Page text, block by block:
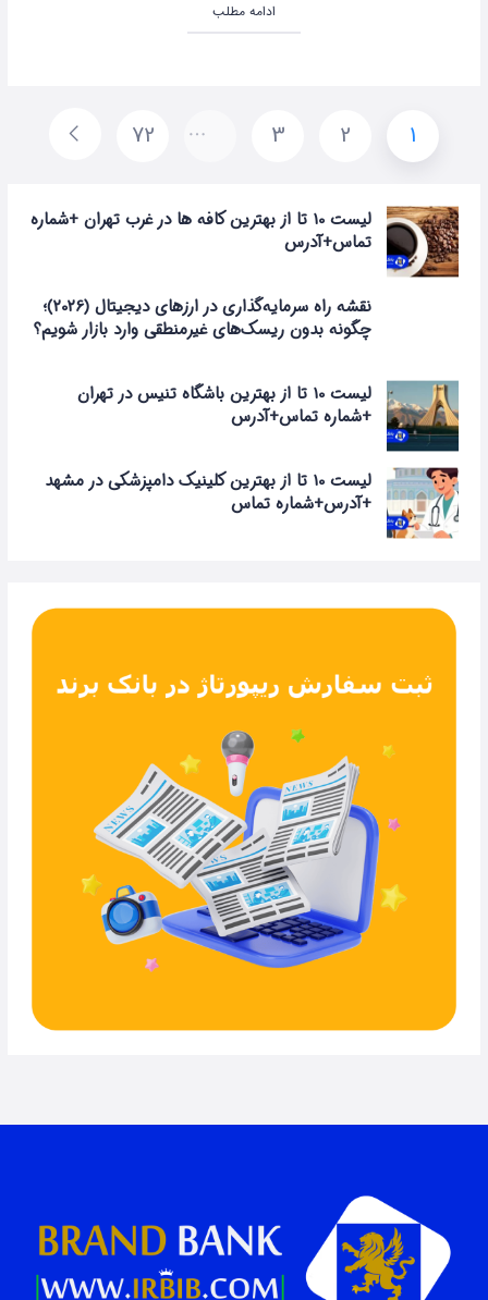
ادامه مطلب
1
2
3
72
لیست 10 تا از بهترین کافه ها در غرب تهران +شماره
تماس+آدرس
نقشه راه سرمایه‌گذاری در ارزهای دیجیتال (2026)؛
چگونه بدون ریسک‌های غیرمنطقی وارد بازار شویم؟
لیست 10 تا از بهترین باشگاه تنیس در تهران
+شماره تماس+آدرس
لیست 10 تا از بهترین کلینیک دامپزشکی در مشهد
+آدرس+شماره تماس